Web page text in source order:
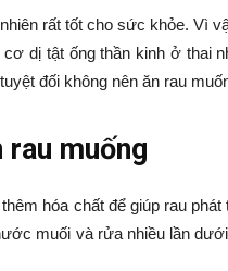
rất tốt cho sức khỏe. Vì
dị tật ống thần kinh ở thai
đối không nên ăn rau
muống
hóa chất để giúp rau
muối và rửa nhiều lần